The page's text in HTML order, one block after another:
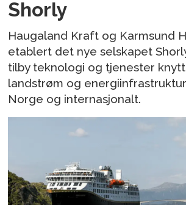
Shorly
Haugaland Kraft og Karmsund
etablert det nye selskapet
tilby teknologi og tjenester
landstrøm og
Norge og internasjonalt.